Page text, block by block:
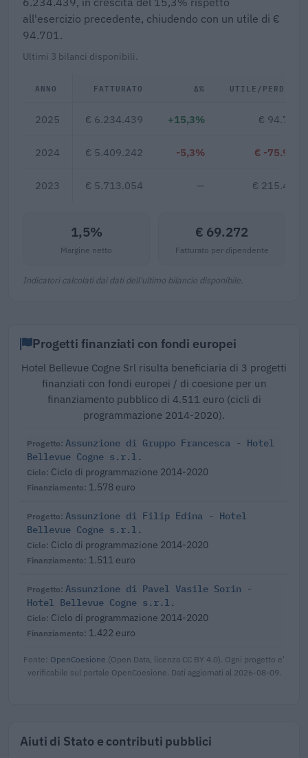
all'esercizio precedente, chiudendo con un utile di €
94.701.
Ultimi 3 bilanci disponibili.
ANNO FATTURATO Δ% UTILE/PERDITA
2025 € 6.234.439 +15,3% € 94.701
2024 € 5.409.242 -5,3% € -75.993
2023 € 5.713.054 — € 215.468
1,5%
Margine netto
€ 69.272
Fatturato per dipendente
Indicatori calcolati dai dati dell'ultimo bilancio disponibile.
Progetti finanziati con fondi europei
Hotel Bellevue Cogne Srl risulta beneficiaria di 3 progetti
finanziati con fondi europei / di coesione per un
finanziamento pubblico di 4.511 euro (cicli di
programmazione 2014-2020).
Assunzione di Gruppo Francesca - Hotel
Bellevue Cogne s.r.l.
Ciclo di programmazione 2014-2020
1.578 euro
Assunzione di Filip Edina - Hotel
Bellevue Cogne s.r.l.
Ciclo di programmazione 2014-2020
1.511 euro
Assunzione di Pavel Vasile Sorin -
Hotel Bellevue Cogne s.r.l.
Ciclo di programmazione 2014-2020
1.422 euro
Fonte: OpenCoesione (Open Data, licenza CC BY 4.0). Ogni progetto e'
verificabile sul portale OpenCoesione. Dati aggiornati al 2026-08-09.
Aiuti di Stato e contributi pubblici